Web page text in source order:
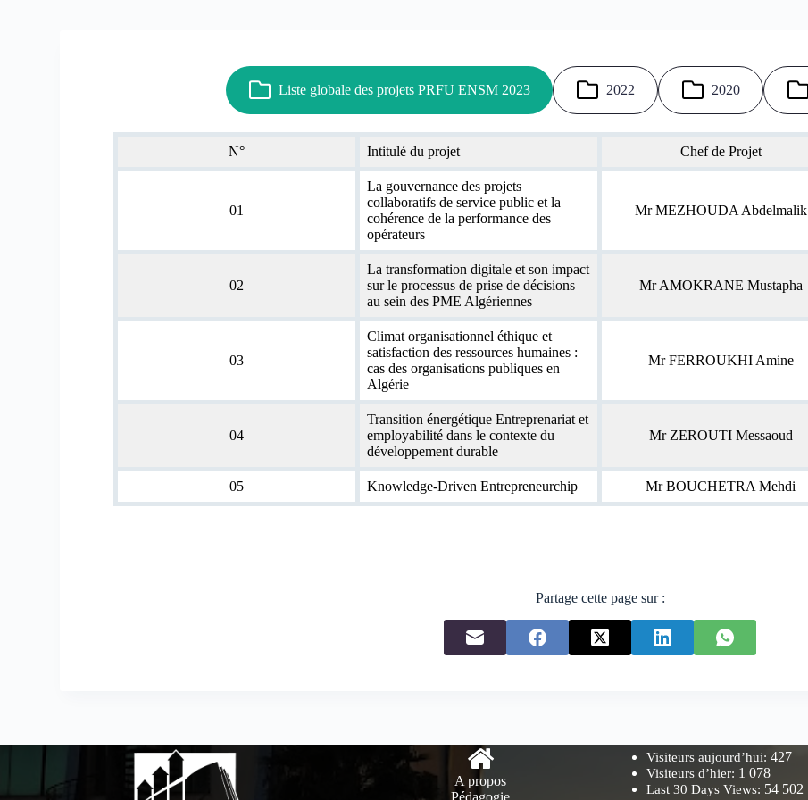
Liste globale des projets PRFU ENSM 2023 2022 2020
N° Intitulé du projet Chef de Projet
01
La gouvernance des projets
collaboratifs de service public et la
cohérence de la performance des
opérateurs
Mr MEZHOUDA Abdelmalik
02
La transformation digitale et son impact
sur le processus de prise de décisions
au sein des PME Algériennes
Mr AMOKRANE Mustapha
03
Climat organisationnel éthique et
satisfaction des ressources humaines :
cas des organisations publiques en
Algérie
Mr FERROUKHI Amine
04
Transition énergétique Entreprenariat et
employabilité dans le contexte du
développement durable
Mr ZEROUTI Messaoud
05 Knowledge-Driven Entrepreneurchip Mr BOUCHETRA Mehdi
Partage cette page sur :
A propos
Pédagogie
Visiteurs aujourd’hui:427
Visiteurs d’hier: 1 078
Last 30 Days Views: 54 502